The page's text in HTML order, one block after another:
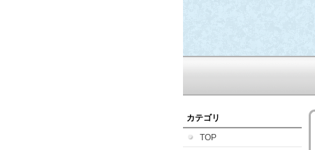
カテゴリ
TOP